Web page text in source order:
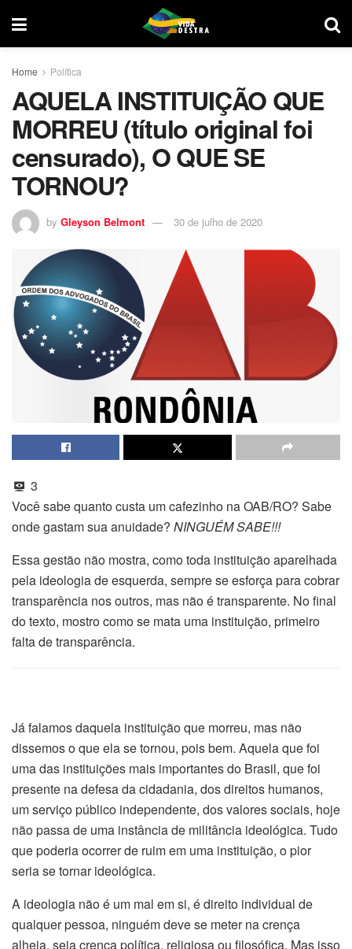
Home Política
AQUELA INSTITUIÇÃO QUE
MORREU (título original foi
censurado), O QUE SE
TORNOU?
by Gleyson Belmont 30 de julho de 2020
3
Você sabe quanto custa um cafezinho na OAB/RO? Sabe
onde gastam sua anuidade? NINGUÉM SABE!!!
Essa gestão não mostra, como toda instituição aparelhada
pela ideologia de esquerda, sempre se esforça para cobrar
transparência nos outros, mas não é transparente. No final
do texto, mostro como se mata uma instituição, primeiro
falta de transparência.
Já falamos daquela instituição que morreu, mas não
dissemos o que ela se tornou, pois bem. Aquela que foi
uma das instituições mais importantes do Brasil, que foi
presente na defesa da cidadania, dos direitos humanos,
um serviço público independente, dos valores sociais, hoje
não passa de uma instância de militância ideológica. Tudo
que poderia ocorrer de ruim em uma instituição, o pior
seria se tornar ideológica.
A ideologia não é um mal em si, é direito individual de
qualquer pessoa, ninguém deve se meter na crença
alheia, seja crença política, religiosa ou filosófica. Mas isso